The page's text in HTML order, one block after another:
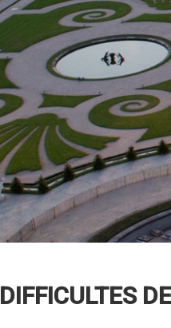
DIFFICULTES